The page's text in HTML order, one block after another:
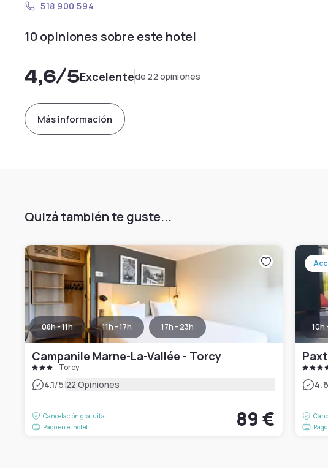
518 900 594
10 opiniones sobre este hotel
4,6/5Excelentede 22 opiniones
Más información
Quizá también te guste...
08h - 11h 11h - 17h 17h - 23h
Campanile Marne-La-Vallée - Torcy
Torcy
4.1/5|22 Opiniones
Cancelación gratuita
Pago en el hotel
89 €
10h
4.6